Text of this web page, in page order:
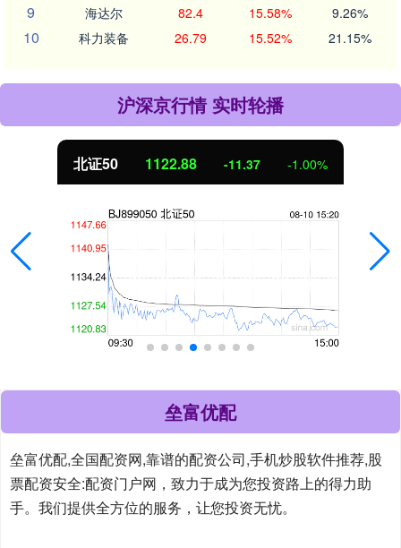
9 海达尔 82.4 15.58% 9.26%
10 科力装备 26.79 15.52% 21.15%
沪深京行情 实时轮播
北证50 1122.88 -11.37 -1.00%
垒富优配
垒富优配,全国配资网,靠谱的配资公司,手机炒股软件推荐,股
票配资安全:配资门户网，致力于成为您投资路上的得力助
手。我们提供全方位的服务，让您投资无忧。